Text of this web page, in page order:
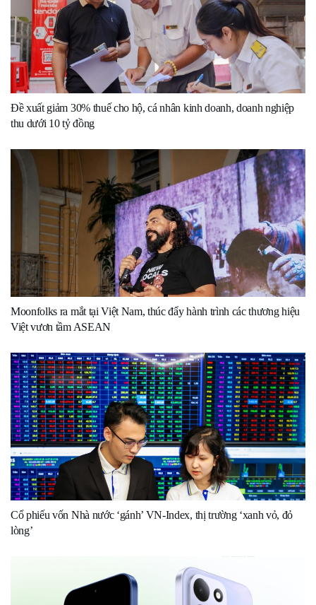
Đề xuất giảm 30% thuế cho hộ, cá nhân kinh doanh, doanh nghiệp
thu dưới 10 tỷ đồng
Moonfolks ra mắt tại Việt Nam, thúc đẩy hành trình các thương hiệu
Việt vươn tầm ASEAN
Cổ phiếu vốn Nhà nước ‘gánh’ VN-Index, thị trường ‘xanh vỏ, đỏ
lòng’